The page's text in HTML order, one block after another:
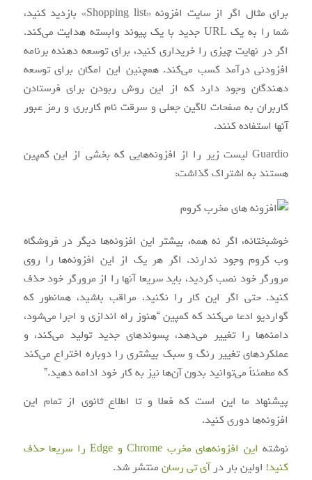
برای مثال اگر از سایت افزونه «Shopping list» بازدید کنید،
شما را به یک URL جدید با یک پیوند وابسته هدایت می‌کند.
اگر در نهایت چیزی را خریداری کنید، برای توسعه دهنده برنامه
افزودنی درآمد کسب می‌کند. همچنین این امکان برای توسعه
دهندگان وجود دارد که از این روش ربودن برای فرستادن
کاربران به صفحات لاگین جعلی و سرقت نام کاربری و رمز عبور
آنها استفاده کنند.
Guardio لیست زیر را از افزونه‌هایی که بخشی از این کمپین
هستند به اشتراک گذاشت:
خوشبختانه، اگر نه همه، بیشتر این افزونه‌ها دیگر در فروشگاه
وب کروم وجود ندارند. اگر هر یک از این افزونه‌ها را روی
مرورگر خود نصب کردید، باید سریعا آنها را از مرورگر خود حذف
کنید. حتی اگر این کار را نکنید، مراقب باشید، همانطور که
گواردیو ادعا می‌کند که کمپین “هنوز راه اندازی و اجرا می‌شود،
دامنه‌ها را تغییر می‌دهد، پسوندهای جدید تولید می‌کند، و
عملکردهای تغییر رنگ و سبک بیشتری را دوباره اختراع می‌کند
که مطمئناً می‌توانید بدون آن‌ها نیز به کار خود ادامه دهید.”
پیشنهاد ما این است که فعلا و تا اطلاع ثانوی از تمام این
افزونه‌ها دوری کنید.
نوشته
این افزونه‌های مخرب Chrome و Edge را سریعا حذف
کنید! اولین بار درآی‌ تی‌ رسانمنتشر شد.